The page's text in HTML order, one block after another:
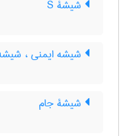
شیشۀ S
شیشه ایمنی ،
شیشۀ جام